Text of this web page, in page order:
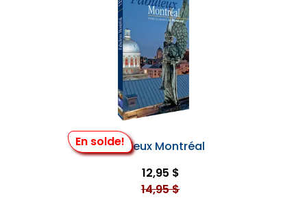
En solde!Fabuleux Montréal
12,95 $
14,95 $